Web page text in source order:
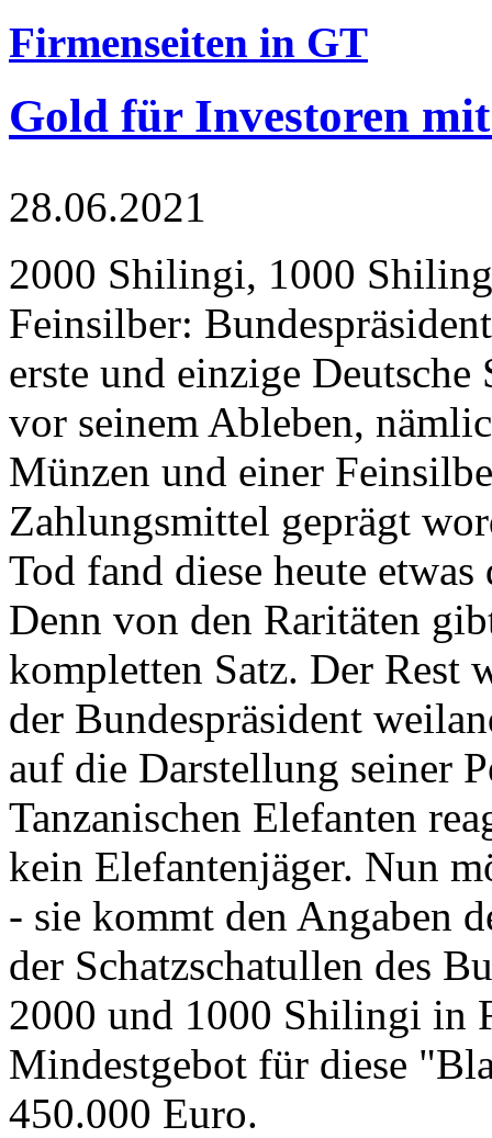
Firmenseiten in GT
Gold für Investoren
28.06.2021
2000 Shilingi, 1000
Feinsilber:
erste und einzige Deutsche
vor seinem Ableben,
Münzen und einer
Zahlungsmittel geprägt
Tod fand diese heute
Denn von den Raritäten
kompletten Satz. Der Rest
der Bundespräsident
auf die Darstellung seiner
Tanzanischen Elefanten
kein Elefantenjäger. Nun
- sie kommt den Angaben
der Schatzschatullen des
2000 und 1000 Shilingi in
Mindestgebot für diese
450.000 Euro.